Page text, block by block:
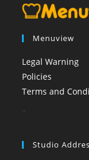
Menuview
Legal Warning
Policies
Terms and
Studio